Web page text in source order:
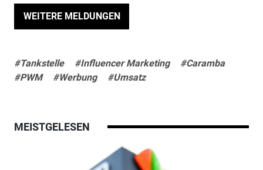
WEITERE MELDUNGEN
#Tankstelle #Influencer Marketing
#Caramba
#PWM
#Werbung #Umsatz
MEISTGELESEN